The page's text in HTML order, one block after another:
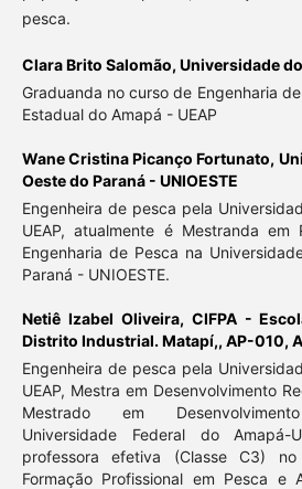
pesca.
Clara Brito Salomão, Universidade
Graduanda no curso de Engenharia
Estadual do Amapá - UEAP
Wane Cristina Picanço Fortunato,
Oeste do Paraná - UNIOESTE
Engenheira de pesca pela
UEAP, atualmente é Mestranda em
Engenharia de Pesca na
Paraná - UNIOESTE.
Netiê Izabel Oliveira, CIFPA -
Distrito Industrial. Matapí,, AP-010,
Engenheira de pesca pela
UEAP, Mestra em Desenvolvimento
Mestrado em Desenvolvimento
Universidade Federal do Amapá-
professora efetiva (Classe C3)
Formação Profissional em Pesca e